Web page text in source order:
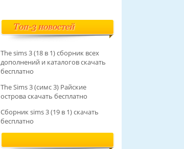
Топ-3 новостей
The sims 3 (18 в 1) сборник всех
дополнений и каталогов скачать
бесплатно
The Sims 3 (симс 3) Райские
острова скачать бесплатно
Сборник sims 3 (19 в 1) скачать
бесплатно